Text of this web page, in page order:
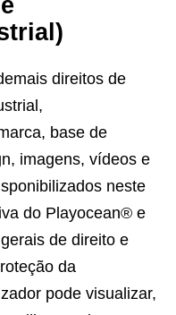
direitos de
base de
imagens, vídeos e
neste
do Playocean® e
de direito e
da
pode visualizar,